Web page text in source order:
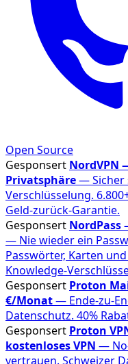
Open Source
Gesponsert NordVPN
Privatsphäre— Sicher
Verschlüsselung.
Geld-zurück-Garantie.
Gesponsert NordPass
— Nie wieder ein
Passwörter, Karten
Knowledge-
Gesponsert Proton
€/Monat— Ende-zu-
Datenschutz. 40%
Gesponsert Proton
kostenloses VPN —
vertrauen. Schweizer